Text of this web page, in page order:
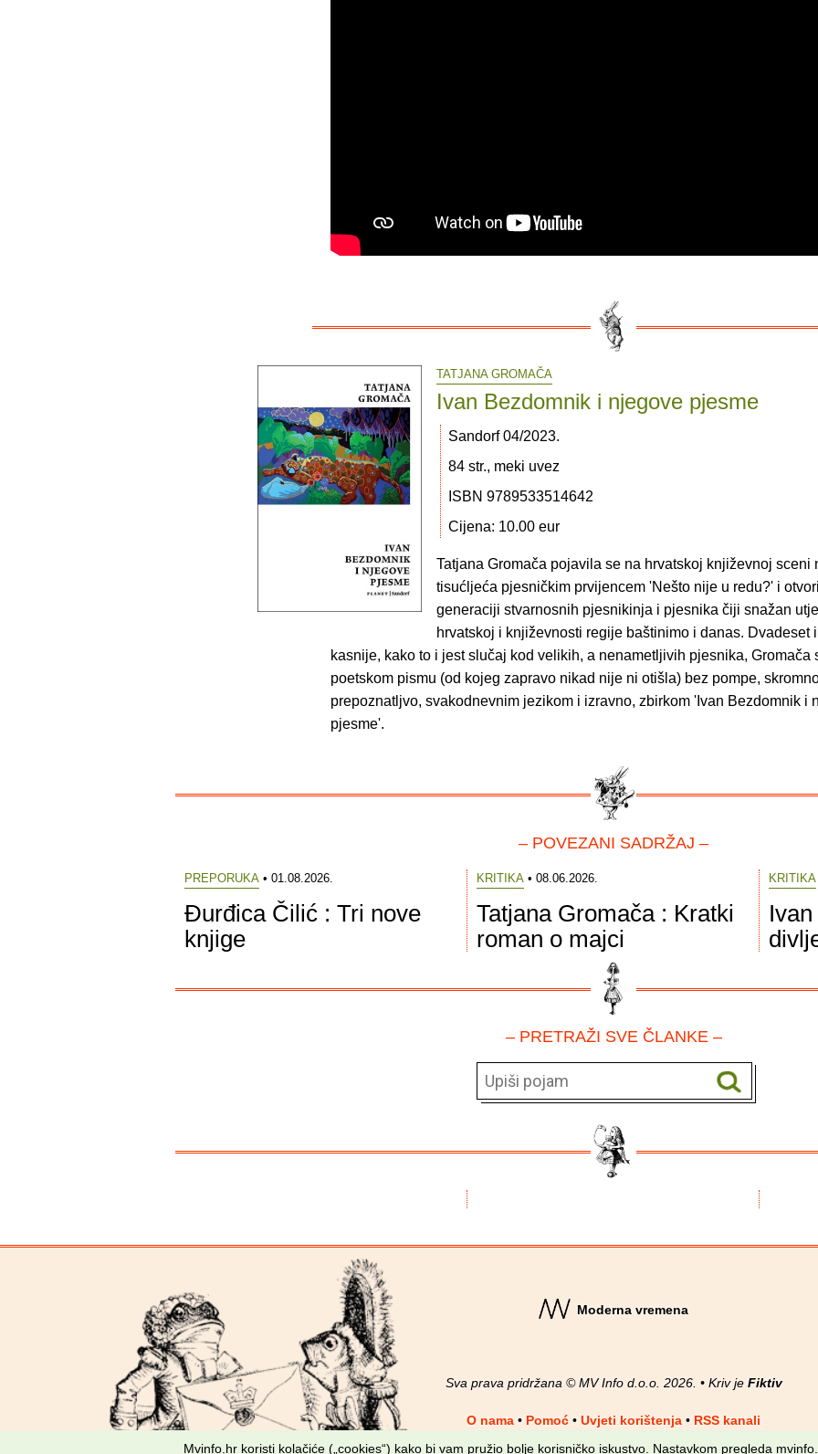
TATJANA GROMAČA
Ivan Bezdomnik i njegove pjesme
Sandorf 04/2023.
84 str., meki uvez
ISBN 9789533514642
Cijena: 10.00 eur
Tatjana Gromača pojavila se na hrvatskoj književnoj sceni
tisućljeća pjesničkim prvijencem 'Nešto nije u redu?' i
generaciji stvarnosnih pjesnikinja i pjesnika čiji snažan
hrvatskoj i književnosti regije baštinimo i danas. Dvadeset
kasnije, kako to i jest slučaj kod velikih, a nenametljivih pjesnika, Gromača
poetskom pismu (od kojeg zapravo nikad nije ni otišla) bez pompe,
prepoznatljvo, svakodnevnim jezikom i izravno, zbirkom 'Ivan Bezdomnik i
pjesme'.
– POVEZANI SADRŽAJ –
PREPORUKA• 01.08.2026.
Đurđica Čilić : Tri nove
knjige
KRITIKA• 08.06.2026.
Tatjana Gromača : Kratki
roman o majci
KRITIKA
– PRETRAŽI SVE ČLANKE –
Moderna vremena
Sva prava pridržana © MV Info d.o.o. 2026. • Kriv je Fiktiv
O nama • Pomoć • Uvjeti korištenja • RSS kanali
Mvinfo.hr koristi kolačiće („cookies“) kako bi vam pružio bolje korisničko iskustvo. Nastavkom pregleda